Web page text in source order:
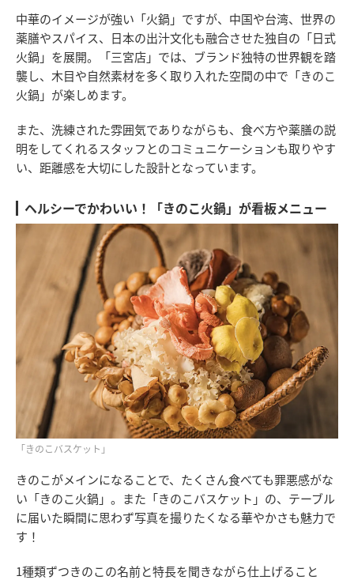
中華のイメージが強い「火鍋」ですが、中国や台湾、世界の
薬膳やスパイス、日本の出汁文化も融合させた独自の「日式
火鍋」を展開。「三宮店」では、ブランド独特の世界観を踏
襲し、木目や自然素材を多く取り入れた空間の中で「きのこ
火鍋」が楽しめます。
また、洗練された雰囲気でありながらも、食べ方や薬膳の説
明をしてくれるスタッフとのコミュニケーションも取りやす
い、距離感を大切にした設計となっています。
ヘルシーでかわいい！「きのこ火鍋」が看板メニュー
「きのこバスケット」
きのこがメインになることで、たくさん食べても罪悪感がな
い「きのこ火鍋」。また「きのこバスケット」の、テーブル
に届いた瞬間に思わず写真を撮りたくなる華やかさも魅力で
す！
1種類ずつきのこの名前と特長を聞きながら仕上げること